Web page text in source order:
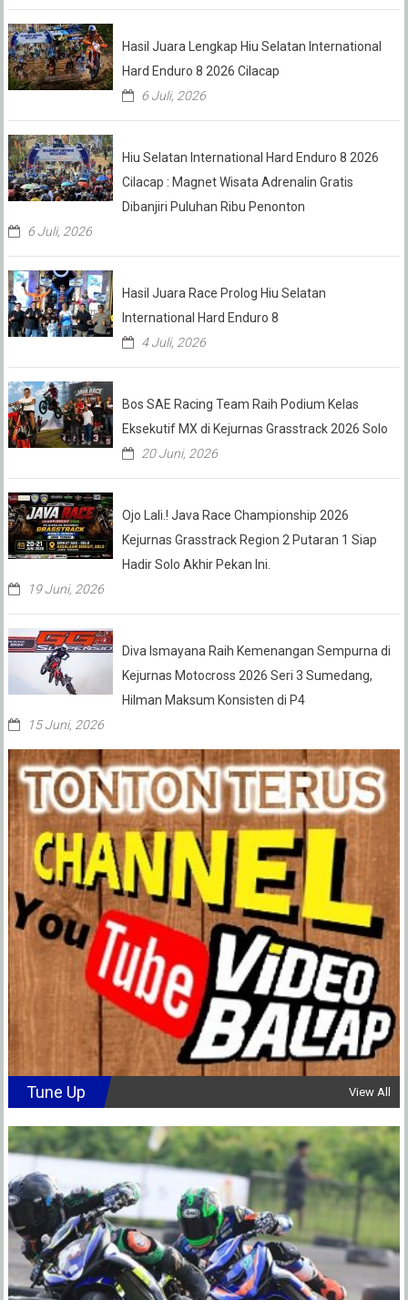
Hasil Juara Lengkap Hiu Selatan International
Hard Enduro 8 2026 Cilacap
6 Juli, 2026
Hiu Selatan International Hard Enduro 8 2026
Cilacap : Magnet Wisata Adrenalin Gratis
Dibanjiri Puluhan Ribu Penonton
6 Juli, 2026
Hasil Juara Race Prolog Hiu Selatan
International Hard Enduro 8
4 Juli, 2026
Bos SAE Racing Team Raih Podium Kelas
Eksekutif MX di Kejurnas Grasstrack 2026 Solo
20 Juni, 2026
Ojo Lali.! Java Race Championship 2026
Kejurnas Grasstrack Region 2 Putaran 1 Siap
Hadir Solo Akhir Pekan Ini.
19 Juni, 2026
Diva Ismayana Raih Kemenangan Sempurna di
Kejurnas Motocross 2026 Seri 3 Sumedang,
Hilman Maksum Konsisten di P4
15 Juni, 2026
Tune Up View All